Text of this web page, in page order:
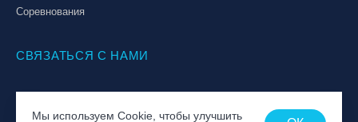
Мы используем Cookie, чтобы улучшить
Соревнования
СВЯЗАТЬСЯ С НАМИ